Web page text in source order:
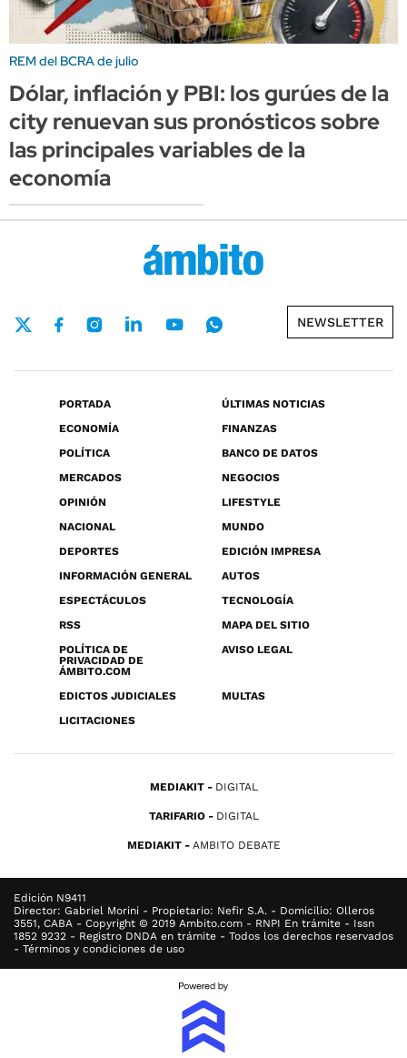
REM del BCRA de julio
Dólar, inflación y PBI: los gurúes de la
city renuevan sus pronósticos sobre
las principales variables de la
economía
NEWSLETTER
PORTADA
ÚLTIMAS NOTICIAS
ECONOMÍA
FINANZAS
POLÍTICA
BANCO DE DATOS
MERCADOS
NEGOCIOS
OPINIÓN
LIFESTYLE
NACIONAL
MUNDO
DEPORTES
EDICIÓN IMPRESA
INFORMACIÓN GENERAL
AUTOS
ESPECTÁCULOS
TECNOLOGÍA
RSS
MAPA DEL SITIO
POLÍTICA DE
PRIVACIDAD DE
ÁMBITO.COM
AVISO LEGAL
EDICTOS JUDICIALES
MULTAS
LICITACIONES
MEDIAKIT DIGITAL
TARIFARIO DIGITAL
MEDIAKIT AMBITO DEBATE
Edición N9411
Director: Gabriel Morini - Propietario: Nefir S.A. - Domicilio: Olleros
3551, CABA - Copyright © 2019 Ambito.com - RNPI En trámite - Issn
1852 9232 - Registro DNDA en trámite - Todos los derechos reservados
- Términos y condiciones de uso